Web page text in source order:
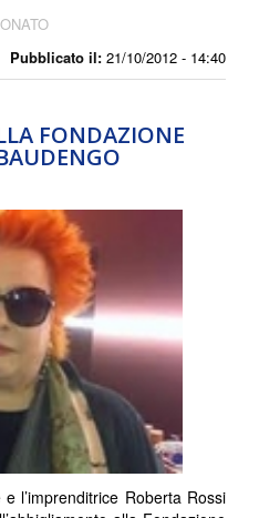
Pubblicato il: 21/10/2012 - 14:40
FONDAZIONE
l’imprenditrice Roberta Rossi